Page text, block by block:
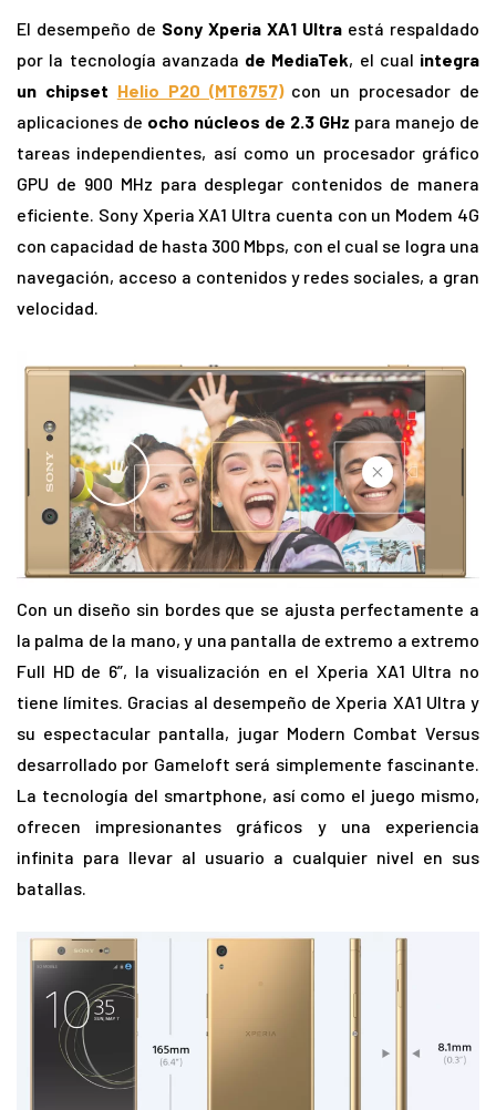
El desempeño de Sony Xperia XA1 Ultra está respaldado
por la tecnología avanzada de MediaTek, el cual integra
un chipset Helio P20 (MT6757)con un procesador de
aplicaciones de ocho núcleos de 2.3 GHz para manejo de
tareas independientes, así como un procesador gráfico
GPU de 900 MHz para desplegar contenidos de manera
eficiente. Sony Xperia XA1 Ultra cuenta con un Modem 4G
con capacidad de hasta 300 Mbps, con el cual se logra una
navegación, acceso a contenidos y redes sociales, a gran
velocidad.
Con un diseño sin bordes que se ajusta perfectamente a
la palma de la mano, y una pantalla de extremo a extremo
Full HD de 6”, la visualización en el Xperia XA1 Ultra no
tiene límites. Gracias al desempeño de Xperia XA1 Ultra y
su espectacular pantalla, jugar Modern Combat Versus
desarrollado por Gameloft será simplemente fascinante.
La tecnología del smartphone, así como el juego mismo,
ofrecen impresionantes gráficos y una experiencia
infinita para llevar al usuario a cualquier nivel en sus
batallas.